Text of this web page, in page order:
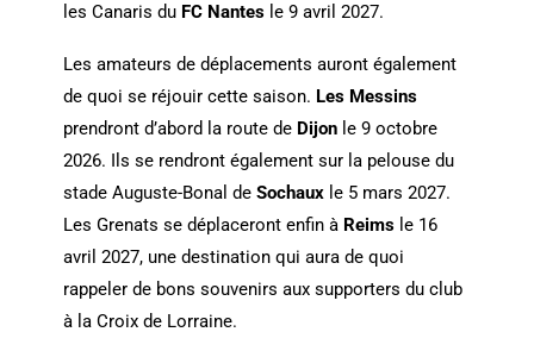
les Canaris du FC Nantesle 9 avril 2027.
Les amateurs de déplacements auront également
de quoi se réjouir cette saison. Les Messins
prendront d’abord la route de Dijonle 9 octobre
2026. Ils se rendront également sur la pelouse du
stade Auguste-Bonal de Sochauxle 5 mars 2027.
Les Grenats se déplaceront enfin à Reimsle 16
avril 2027, une destination qui aura de quoi
rappeler de bons souvenirs aux supporters du club
à la Croix de Lorraine.